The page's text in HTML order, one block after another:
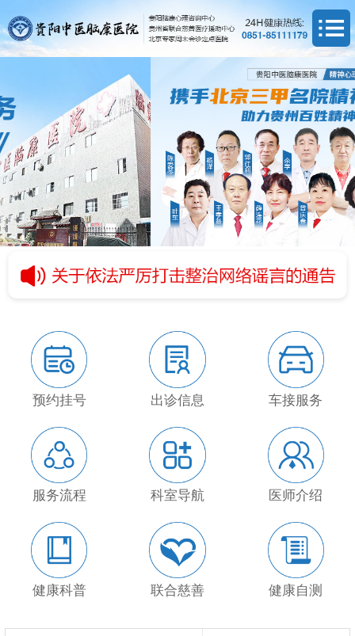
预约挂号 出诊信息 车接服务
服务流程 科室导航 医师介绍
健康科普 联合慈善 健康自测